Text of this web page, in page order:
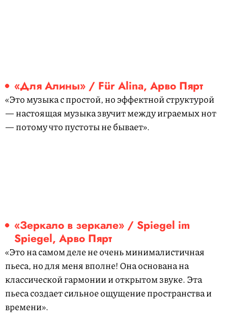
«Для Алины» / Für Alina, Арво Пярт
«Это музыка с простой, но эффектной структурой
— настоящая музыка звучит между играемых нот
— потому что пустоты не бывает».
«Зеркало в зеркале» / Spiegel im
Spiegel, Арво Пярт
«Это на самом деле не очень минималистичная
пьеса, но для меня вполне! Она основана на
классической гармонии и открытом звуке. Эта
пьеса создает сильное ощущение пространства и
времени».